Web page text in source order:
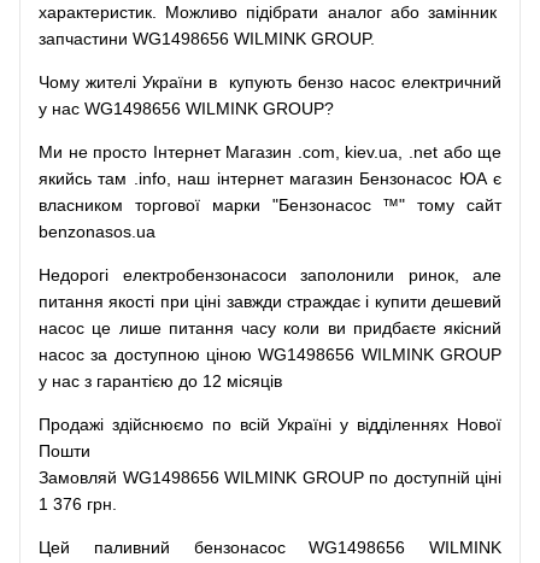
характеристик. Можливо підібрати аналог або замінник
запчастини WG1498656 WILMINK GROUP.
Чому жителі України в купують бензо насос електричний
у нас WG1498656 WILMINK GROUP?
Ми не просто Інтернет Магазин .com kiev.ua .net або ще
якийсь там .info, наш інтернет магазин Бензонасос ЮА є
власником
торгової марки "Бензонасос ™" тому
сайт
benzonasos.ua
Недорогі електробензонасоси заполонили ринок,
але
питання якості при ціні завжди страждає і купити дешевий
насос це лише питання часу коли ви придбаєте якісний
насос за доступною ціною WG1498656 WILMINK GROUP
у нас з гарантією до 12 місяців
Продажі здійснюємо по всій Україні у відділеннях Нової
Пошти
Замовляй WG1498656 WILMINK GROUP по доступній ціні
1 376 грн.
Цей паливний бензонасосWG1498656 WILMINK